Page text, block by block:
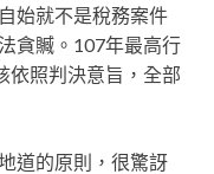
始就不是稅務案件
貪贓。107年最高行
依照判決意旨，全部
道的原則，很驚訝